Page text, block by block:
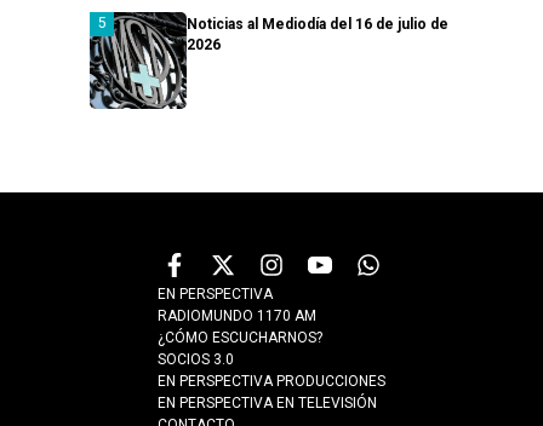
Noticias al Mediodía del 16 de julio de
2026
EN PERSPECTIVA
RADIOMUNDO 1170 AM
¿CÓMO ESCUCHARNOS?
SOCIOS 3.0
EN PERSPECTIVA PRODUCCIONES
EN PERSPECTIVA EN TELEVISIÓN